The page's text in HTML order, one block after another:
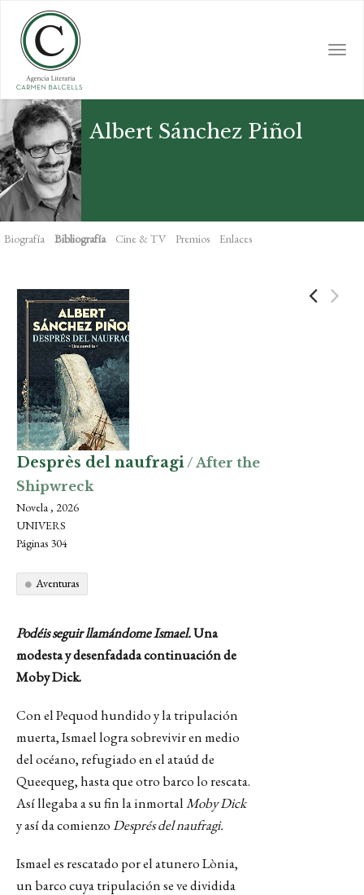
main
content
Albert Sánchez Piñol
Biografía Bibliografía Cine & TV Premios Enlaces
Desprès del naufragi/ After the
Shipwreck
Novela , 2026
UNIVERS
Páginas 304
Aventuras
Podéis seguir llamándome Ismael.Una
modesta y desenfadada continuación de
Moby Dick.
Con el Pequod hundido y la tripulación
muerta, Ismael logra sobrevivir en medio
del océano, refugiado en el ataúd de
Queequeg, hasta que otro barco lo rescata.
Así llegaba a su fin la inmortalMoby Dick
y así da comienzoDesprés del naufragi.
Ismael es rescatado por el atunero Lònia,
un barco cuya tripulación se ve dividida